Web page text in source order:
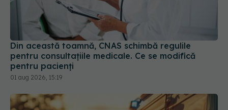
Din această toamnă, CNAS schimbă regulile
pentru consultațiile medicale. Ce se modifică
pentru pacienți
01 aug 2026, 15:19